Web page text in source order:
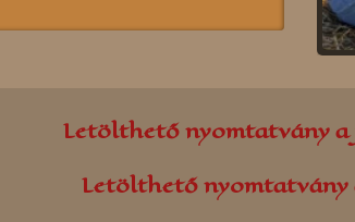
Letölthető nyomtatvány a
Letölthető nyomtatvány